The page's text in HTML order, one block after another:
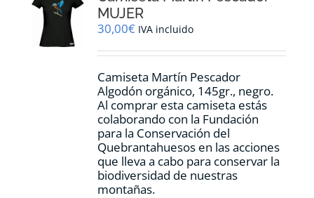
elegir
la
de
producto
MUJER
30,00€ IVA incluido
Camiseta Martín Pescador
Algodón orgánico, 145gr., negro.
Al comprar esta camiseta estás
colaborando con la Fundación
para la Conservación del
Quebrantahuesos en las acciones
que lleva a cabo para conservar la
biodiversidad de nuestras
montañas.